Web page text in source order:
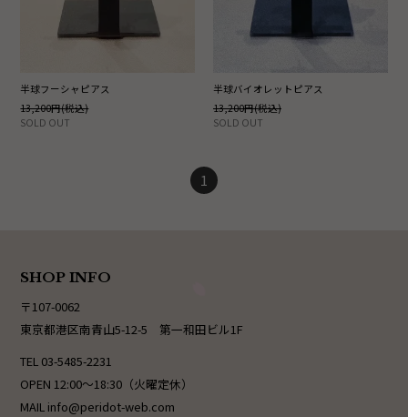
半球フーシャピアス
13,200円(税込)
SOLD OUT
半球バイオレットピアス
13,200円(税込)
SOLD OUT
1
SHOP INFO
〒107-0062
東京都港区南青山5-12-5 第一和田ビル1F
TEL 03-5485-2231
OPEN 12:00〜18:30（火曜定休）
MAIL info@peridot-web.com